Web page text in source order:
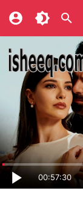
00:57:30